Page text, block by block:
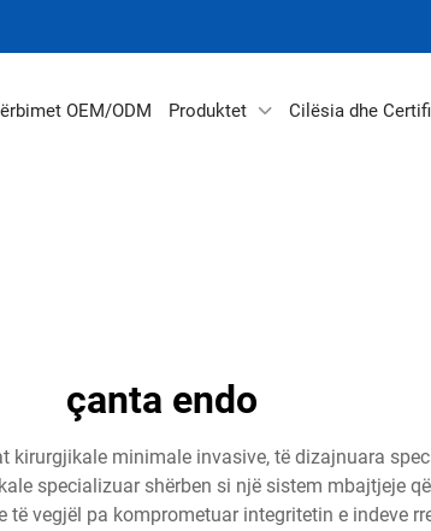
OEM/ODM Produktet Cilësia dhe
çanta endo
minimale invasive, të dizajnuara
specializuar shërben si një sistem mbajtjeje
të vegjël pa komprometuar integritetin e indeve